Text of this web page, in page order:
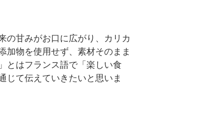
の甘みがお口に広がり、カリカ
加物を使用せず、素材そのまま
とはフランス語で「楽しい食
じて伝えていきたいと思いま